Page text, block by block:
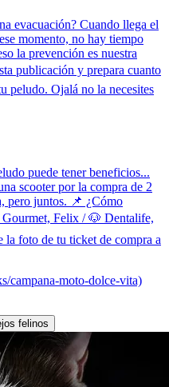
evacuación? Cuando llega el
momento, no hay tiempo
la prevención es nuestra
publicación y prepara cuanto
peludo. Ojalá no la necesites
puede tener beneficios...
scooter por la compra de 2
pero juntos. 📌 ¿Cómo
Felix / 🐶 Dentalife,
foto de tu ticket de compra a
campana-moto-dolce-vita)
felinos